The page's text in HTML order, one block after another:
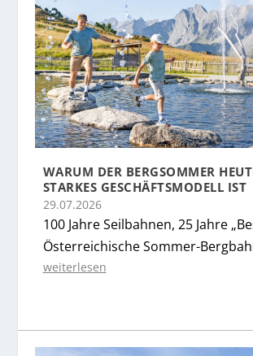
WARUM DER BERGSOMMER
STARKES GESCHÄFTSMODELL IST
29.07.2026
100 Jahre Seilbahnen, 25 Jahre
Österreichische Sommer-
weiterlesen